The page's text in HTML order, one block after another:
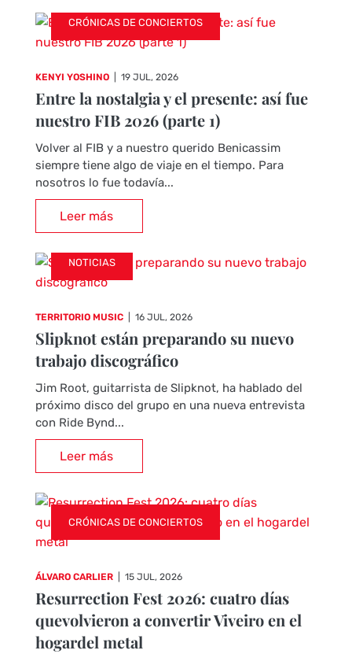
CRÓNICAS DE CONCIERTOS
KENYI YOSHINO 19 JUL, 2026
Entre la nostalgia y el presente: así fue
nuestro FIB 2026 (parte 1)
Volver al FIB y a nuestro querido Benicassim
siempre tiene algo de viaje en el tiempo. Para
nosotros lo fue todavía...
Leer más
NOTICIAS
TERRITORIO MUSIC 16 JUL, 2026
Slipknot están preparando su nuevo
trabajo discográfico
Jim Root, guitarrista de Slipknot, ha hablado del
próximo disco del grupo en una nueva entrevista
con Ride Bynd...
Leer más
CRÓNICAS DE CONCIERTOS
ÁLVARO CARLIER 15 JUL, 2026
Resurrection Fest 2026: cuatro días
quevolvieron a convertir Viveiro en el
hogardel metal